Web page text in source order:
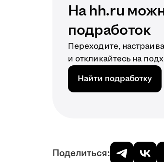
На hh.ru
подработок
Переходите,
и откликайтесь на
Найти подработку
Поделиться: